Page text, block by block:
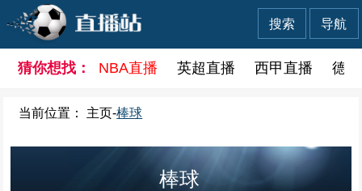
导航
搜索
猜你想找： NBA直播 英超直播 西甲直播 德
当前位置： 主页-棒球
棒球